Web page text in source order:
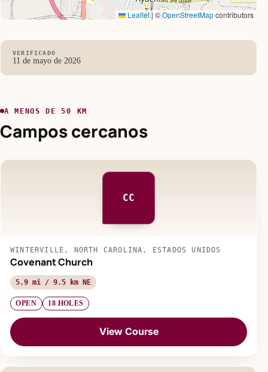
Leaflet | ©OpenStreetMapcontributors
VERIFICADO
11 de mayo de 2026
A MENOS DE 50 KM
Campos cercanos
CC
WINTERVILLE, NORTH CAROLINA, ESTADOS UNIDOS
Covenant Church
5.9 mi / 9.5 km NE
OPEN 18 HOLES
View Course